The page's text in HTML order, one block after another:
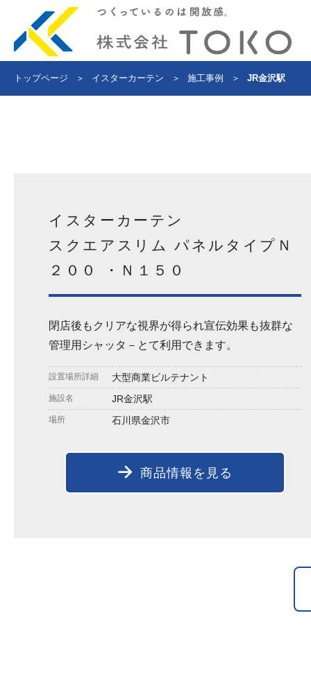
トップページ ＞ イスターカーテン ＞ 施工事例 ＞ JR金沢駅
イスターカーテン
スクエアスリム パネルタイプＮ
２００ ・Ｎ１５０
閉店後もクリアな視界が得られ宣伝効果も抜群な
管理用シャッタ－とて利用できます。
設置場所詳細 大型商業ビルテナント
施設名 JR金沢駅
場所 石川県金沢市
商品情報を見る